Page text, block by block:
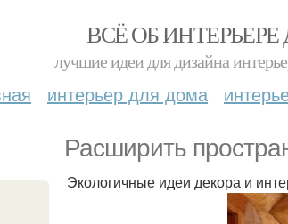
ВСЁ ОБ
лучшие идеи для дизайна
интерьер для дома
Расширить
Экологичные идеи декора и